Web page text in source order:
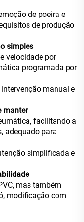
de poeira e
de produção
simples
velocidade por
programada por
manual e
manter
facilitando a
adequado para
simplificada e
mas também
modificação com